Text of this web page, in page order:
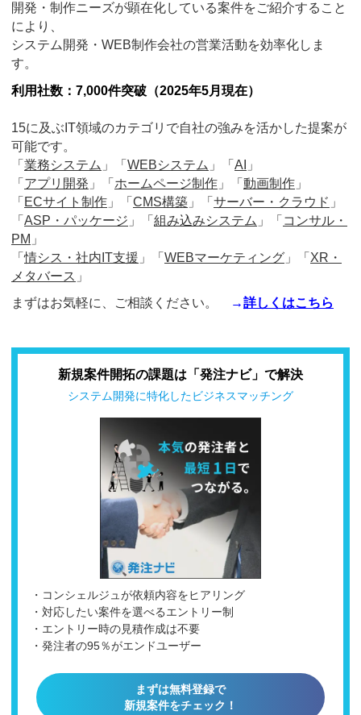
開発・制作ニーズが顕在化している案件をご紹介すること
により、
システム開発・WEB制作会社の営業活動を効率化しま
す。
利用社数：7,000件突破（2025年5月現在）
15に及ぶIT領域のカテゴリで自社の強みを活かした提案が
可能です。
「 業務システム 」「 WEBシステム 」「 AI
」
「 アプリ開発 」「 ホームページ制作 」「 動画制作 」
「 ECサイト制作 」「 CMS構築 」「 サーバー・クラウド 」
「 ASP・パッケージ 」「 組み込みシステム 」「 コンサル・
PM 」
「情シス・社内IT支援 」「 WEBマーケティング 」「 XR・
メタバース 」
まずはお気軽に、ご相談ください。
→詳しくはこちら
新規案件開拓の課題は「発注ナビ」で解決
システム開発に特化したビジネスマッチング
・コンシェルジュが依頼内容をヒアリング
・対応したい案件を選べるエントリー制
・エントリー時の見積作成は不要
・発注者の95％がエンドユーザー
まずは無料登録で
新規案件をチェック！